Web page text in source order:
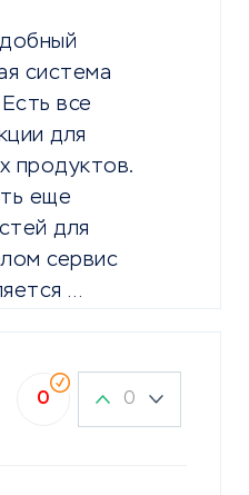
система
все
для
продуктов.
еще
для
сервис
…
0 0